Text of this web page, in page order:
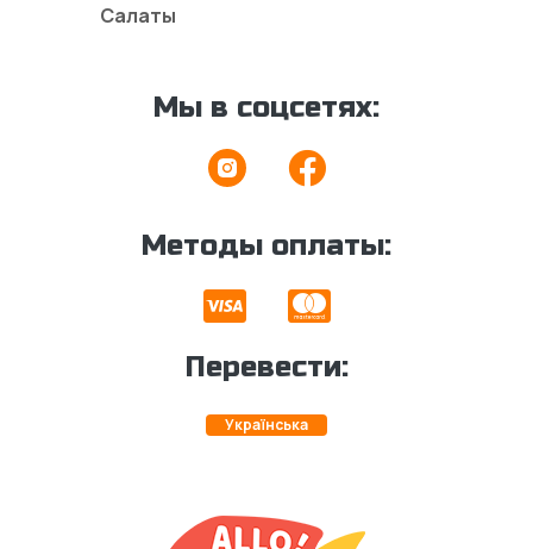
Салаты
Мы в соцсетях:
Методы оплаты:
Перевести:
Українська